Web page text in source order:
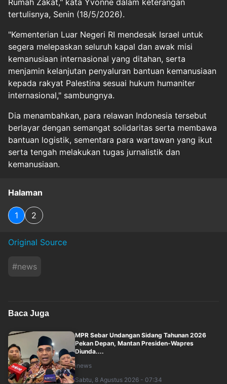
Rumah Zakat," kata Yvonne dalam keterangan
tertulisnya, Senin (18/5/2026).
"Kementerian Luar Negeri RI mendesak Israel untuk
segera melepaskan seluruh kapal dan awak misi
kemanusiaan internasional yang ditahan, serta
menjamin kelanjutan penyaluran bantuan kemanusiaan
kepada rakyat Palestina sesuai hukum humaniter
internasional," sambungnya.
Dia menambahkan, para relawan Indonesia tersebut
berlayar dengan semangat solidaritas serta membawa
bantuan logistik, sementara para wartawan yang ikut
serta tengah melakukan tugas jurnalistik dan
kemanusiaan.
Halaman
1 2
Original Source
#news
Baca Juga
MPR Sebar Undangan Sidang Tahunan 2026
Pekan Depan, Mantan Presiden-Wapres
Diunda....
inews
Sabtu, 8 Agustus 2026 - 07:34